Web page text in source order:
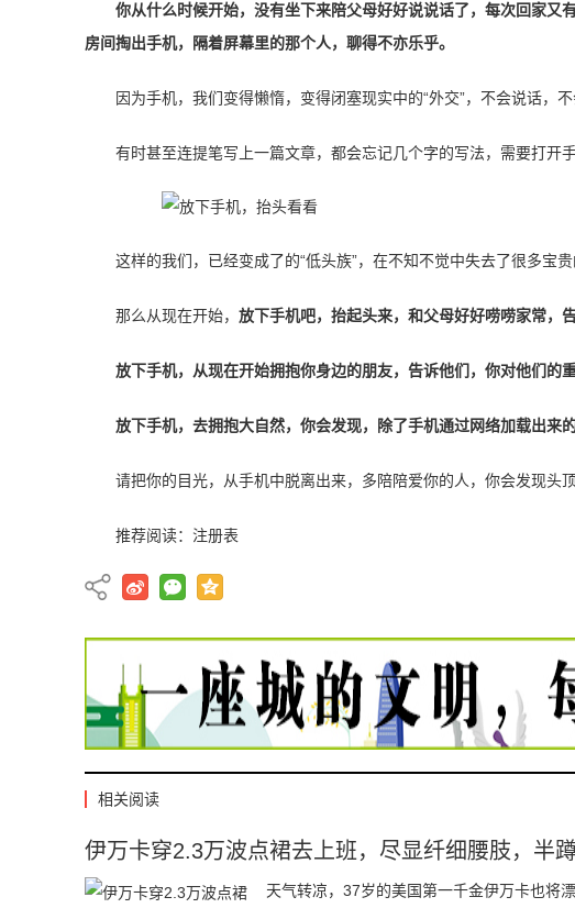
你从什么时候开始，没有坐下来陪父母好好说说话了，每次回家又
房间掏出手机，隔着屏幕里的那个人，聊得不亦乐乎。
因为手机，我们变得懒惰，变得闭塞现实中的“外交”，不会说话，不
有时甚至连提笔写上一篇文章，都会忘记几个字的写法，需要打开
这样的我们，已经变成了的“低头族”，在不知不觉中失去了很多宝贵
那么从现在开始， 放下手机吧，抬起头来，和父母好好唠唠家常，
放下手机，从现在开始拥抱你身边的朋友，告诉他们，你对他们的
放下手机，去拥抱大自然，你会发现，除了手机通过网络加载出来
请把你的目光，从手机中脱离出来，多陪陪爱你的人，你会发现头
推荐阅读： 注册表
相关阅读
伊万卡穿2.3万波点裙去上班，尽显纤细腰肢，半
天气转凉，37岁的美国第一千金伊万卡也将